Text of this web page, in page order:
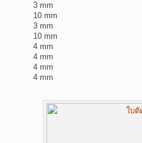
3 mm
10 mm
3 mm
10 mm
4 mm
4 mm
4 mm
4 mm